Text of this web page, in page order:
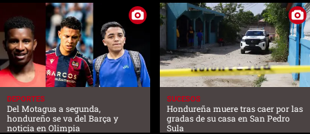
DEPORTES
Del Motagua a segunda,
hondureño se va del Barça y
noticia en Olimpia
SUCESOS
Hondureña muere tras caer por las
gradas de su casa en San Pedro
Sula